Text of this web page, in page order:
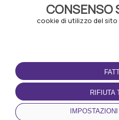
CONSENSO
cookie di utilizzo del sito
RIFIUTA
CONDIZIONI D'USO
Termini e Condizioni
Politica sulla riservatezza
Gestione dei Cookie